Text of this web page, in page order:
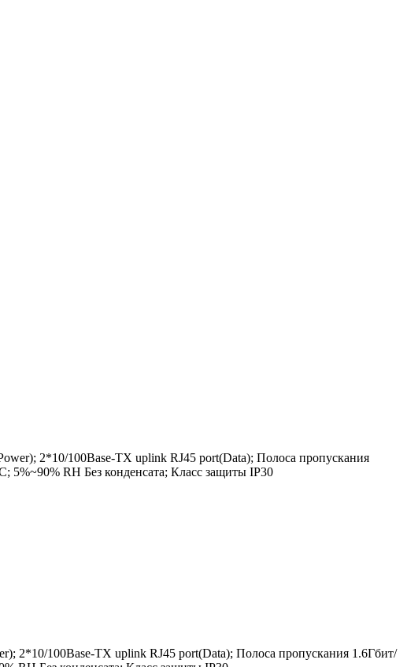
2*10/100Base-TX uplink RJ45 port(Data); Полоса пропускания
RH Без конденсата; Класс защиты IP30
2*10/100Base-TX uplink RJ45 port(Data); Полоса пропускания 1.6Гбит/